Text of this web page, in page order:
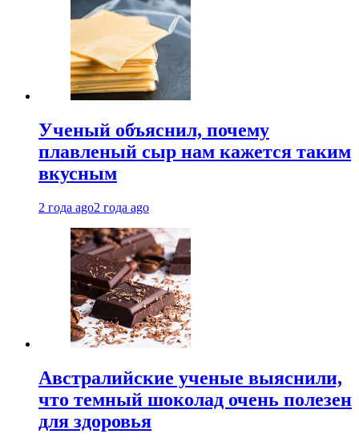
Ученый объяснил, почему
плавленый сыр нам кажется таким
вкусным
2 года ago2 года ago
Австралийские ученые выяснили,
что темный шоколад очень полезен
для здоровья